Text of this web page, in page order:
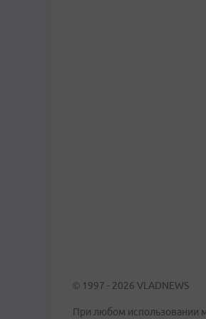
© 1997 - 2026 VLADNEWS
При любом использовании